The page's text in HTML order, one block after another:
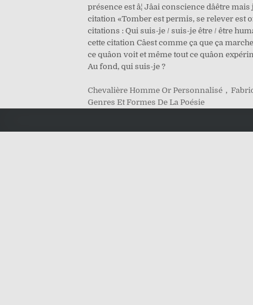
présence est â¦ Jâai conscience dâêtre
citation «Tomber est permis, se relever est
citations : Qui suis-je / suis-je être / être
cette citation Câest comme ça que ça
ce quâon voit et même tout ce quâon
Au fond, qui suis-je ?
Chevalière Homme Or Personnalisé ,
Genres Et Formes De La Poésie